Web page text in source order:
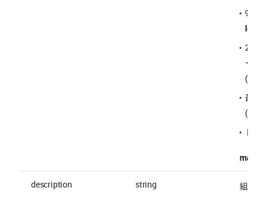
90 字
2～
ーバ
("
最初
("
ドッ
description string 組織説